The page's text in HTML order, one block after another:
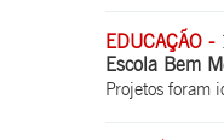
EDUCAÇÃO -
Escola Bem
Projetos foram